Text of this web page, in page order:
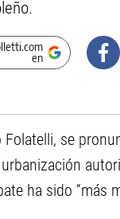
en
se
ha sido “más